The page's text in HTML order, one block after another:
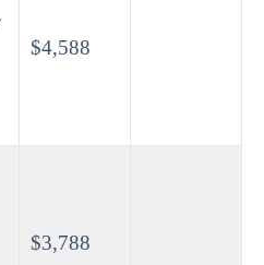
$4,588
$3,788